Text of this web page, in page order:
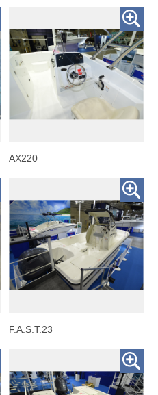
AX220
F.A.S.T.23